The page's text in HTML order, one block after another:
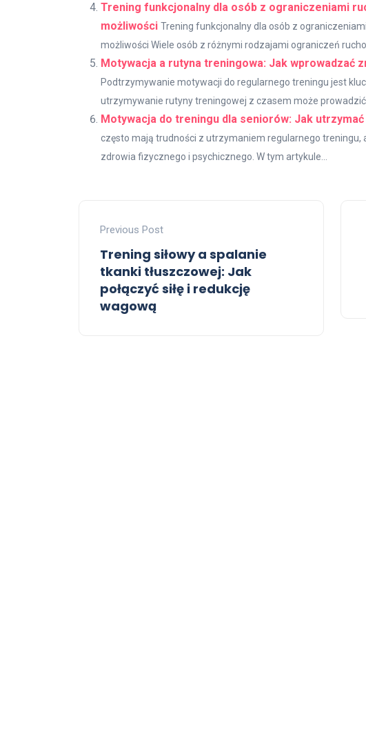
Trening funkcjonalny dla osób z ograniczeniami
możliwości Trening funkcjonalny dla osób z
możliwości Wiele osób z różnymi rodzajami ograniczeń
Motywacja a rutyna treningowa: Jak wprowadzać
Podtrzymywanie motywacji do regularnego treningu jest
utrzymywanie rutyny treningowej z czasem może
Motywacja do treningu dla seniorów: Jak
często mają trudności z utrzymaniem regularnego
zdrowia fizycznego i psychicznego. W tym artykule...
Previous Post
Trening siłowy a spalanie
tkanki tłuszczowej: Jak
połączyć siłę i redukcję
wagową